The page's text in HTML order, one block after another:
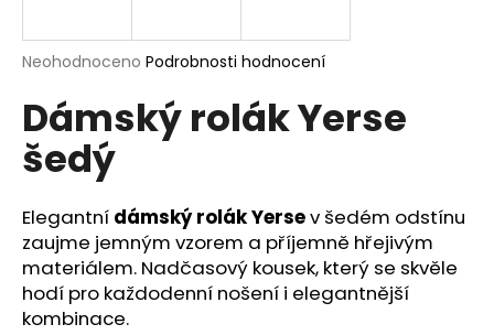
Průměrné
produktu
je
0,0
z
hvězdiček.
Neohodnoceno Podrobnosti hodnocení
Dámský rolák Yerse
šedý
Elegantní dámský rolák Yersev šedém odstínu
zaujme jemným vzorem a příjemně hřejivým
materiálem. Nadčasový kousek, který se skvěle
hodí pro každodenní nošení i elegantnější
kombinace.
j
t
?
HLEDAT